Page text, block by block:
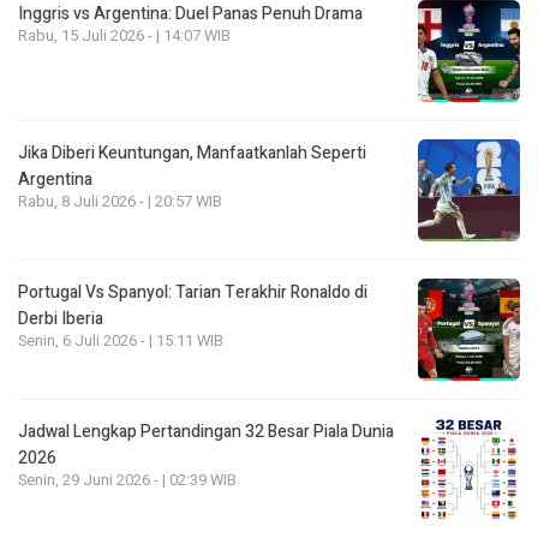
Inggris vs Argentina: Duel Panas Penuh Drama
Rabu, 15 Juli 2026 - | 14:07 WIB
Jika Diberi Keuntungan, Manfaatkanlah Seperti
Argentina
Rabu, 8 Juli 2026 - | 20:57 WIB
Portugal Vs Spanyol: Tarian Terakhir Ronaldo di
Derbi Iberia
Senin, 6 Juli 2026 - | 15:11 WIB
Jadwal Lengkap Pertandingan 32 Besar Piala Dunia
2026
Senin, 29 Juni 2026 - | 02:39 WIB